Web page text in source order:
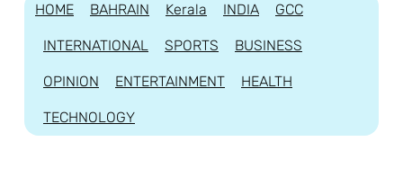
HOME BAHRAIN Kerala INDIA GCC
INTERNATIONAL SPORTS BUSINESS
OPINION ENTERTAINMENT HEALTH
TECHNOLOGY